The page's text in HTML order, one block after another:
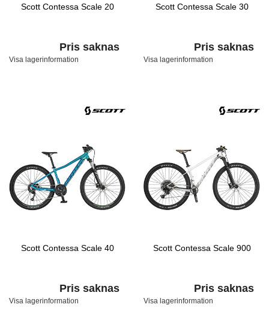
Scott Contessa Scale 20
Pris saknas
Visa lagerinformation
Scott Contessa Scale 30
Pris saknas
Visa lagerinformation
Scott Contessa Scale 40
Pris saknas
Visa lagerinformation
Scott Contessa Scale 900
Pris saknas
Visa lagerinformation